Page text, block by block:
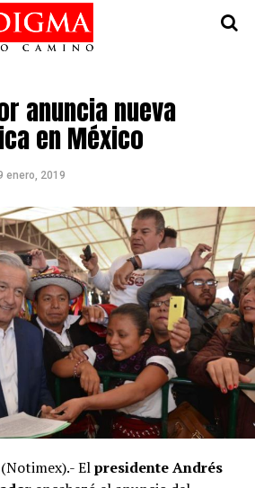
anuncia nueva
en México
enero, 2019
(Notimex).- Elpresidente Andrés